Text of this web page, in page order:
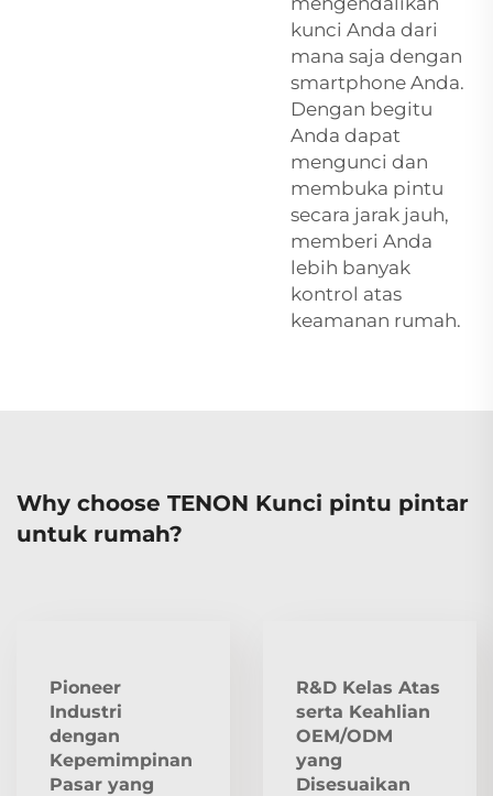
kunci Anda dari
mana saja dengan
smartphone Anda.
Dengan begitu
Anda dapat
mengunci dan
membuka pintu
secara jarak jauh,
memberi Anda
lebih banyak
kontrol atas
keamanan rumah.
Why choose TENON Kunci pintu pintar
untuk rumah?
Pioneer
Industri
dengan
Kepemimpinan
Pasar yang
R&D Kelas Atas
serta Keahlian
OEM/ODM
yang
Disesuaikan